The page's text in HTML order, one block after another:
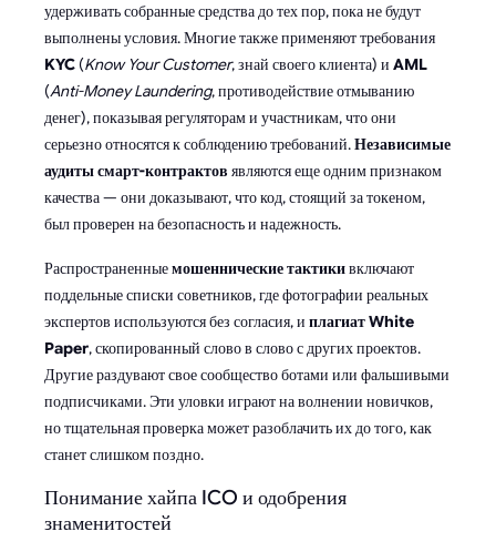
удерживать собранные средства до тех пор, пока не будут
выполнены условия. Многие также применяют требования
KYC (Know Your Customer, знай своего клиента) и AML
(Anti-Money Laundering, противодействие отмыванию
денег), показывая регуляторам и участникам, что они
серьезно относятся к соблюдению требований.Независимые
аудиты смарт-контрактов являются еще одним признаком
качества — они доказывают, что код, стоящий за токеном,
был проверен на безопасность и надежность.
Распространенныемошеннические тактикивключают
поддельные списки советников, где фотографии реальных
экспертов используются без согласия, и плагиат White
Paper, скопированный слово в слово с других проектов.
Другие раздувают свое сообщество ботами или фальшивыми
подписчиками. Эти уловки играют на волнении новичков,
но тщательная проверка может разоблачить их до того, как
станет слишком поздно.
Понимание хайпа ICO и одобрения
знаменитостей